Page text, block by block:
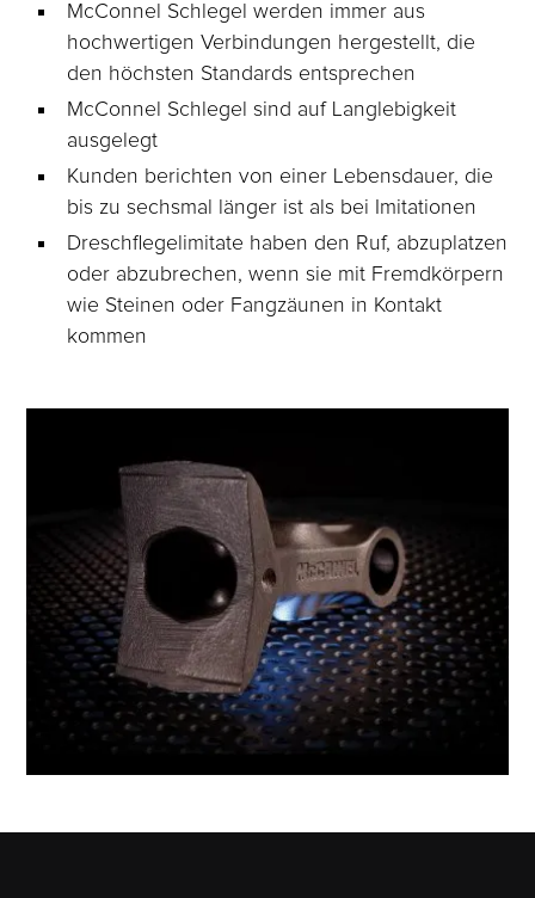
McConnel Schlegel werden immer aus
hochwertigen Verbindungen hergestellt, die
den höchsten Standards entsprechen
McConnel Schlegel sind auf Langlebigkeit
ausgelegt
Kunden berichten von einer Lebensdauer, die
bis zu sechsmal länger ist als bei Imitationen
Dreschflegelimitate haben den Ruf, abzuplatzen
oder abzubrechen, wenn sie mit Fremdkörpern
wie Steinen oder Fangzäunen in Kontakt
kommen